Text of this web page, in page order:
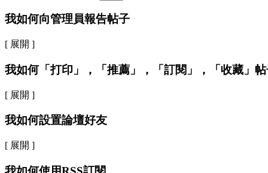
我如何向管理員報告帖子
[ 展開 ]
我如何「打印」，「推薦」，「訂閱」，「收藏」
[ 展開 ]
我如何設置論壇好友
[ 展開 ]